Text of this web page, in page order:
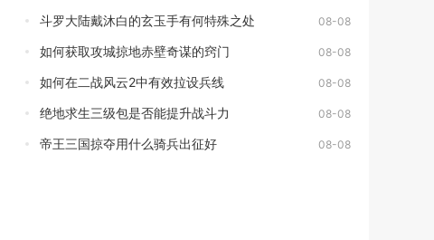
斗罗大陆戴沐白的玄玉手有何特殊之处 08-08
如何获取攻城掠地赤壁奇谋的窍门 08-08
如何在二战风云2中有效拉设兵线 08-08
绝地求生三级包是否能提升战斗力 08-08
帝王三国掠夺用什么骑兵出征好 08-08